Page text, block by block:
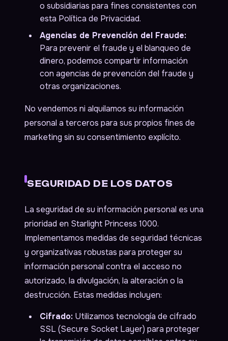
o subsidiarias para fines consistentes con
esta Política de Privacidad.
Agencias de Prevención del Fraude:
Para prevenir el fraude y el blanqueo de
dinero, podemos compartir información
con agencias de prevención del fraude y
otras organizaciones.
No vendemos ni alquilamos su información
personal a terceros para sus propios fines de
marketing sin su consentimiento explícito.
SEGURIDAD DE LOS DATOS
La seguridad de su información personal es una
prioridad en Starlight Princess 1000.
Implementamos medidas de seguridad técnicas
y organizativas robustas para proteger su
información personal contra el acceso no
autorizado, la divulgación, la alteración o la
destrucción. Estas medidas incluyen:
Cifrado: Utilizamos tecnología de cifrado
SSL (Secure Socket Layer) para proteger